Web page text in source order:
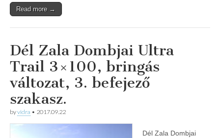
Read more →
Dél Zala Dombjai Ultra
Trail 3×100, bringás
változat, 3. befejező
szakasz.
byvidra • 2017.09.22
Dél Zala Dombjai